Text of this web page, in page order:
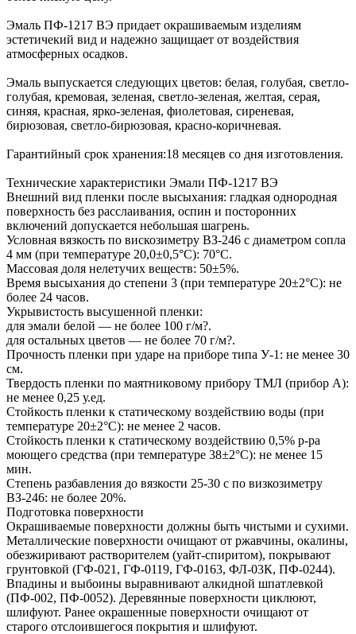
Эмаль ПФ-1217 ВЭ придает окрашиваемым изделиям
эстетичекий вид и надежно защищает от воздействия
атмосферных осадков.
Эмаль выпускается следующих цветов: белая, голубая, светло-
голубая, кремовая, зеленая, светло-зеленая, желтая, серая,
синяя, красная, ярко-зеленая, фиолетовая, сиреневая,
бирюзовая, светло-бирюзовая, красно-коричневая.
Гарантийный срок хранения:18 месяцев со дня изготовления.
Технические характеристики Эмали ПФ-1217 ВЭ
Внешний вид пленки после высыхания: гладкая однородная
поверхность без расслаивания, оспин и посторонних
включений допускается небольшая шагрень.
Условная вязкость по вискозиметру ВЗ-246 с диаметром сопла
4 мм (при температуре 20,0±0,5°С): 70°C.
Массовая доля нелетучих веществ: 50±5%.
Время высыхания до степени 3 (при температуре 20±2°С): не
более 24 часов.
Укрывистость высушенной пленки:
для эмали белой — не более 100 г/м?.
для остальных цветов — не более 70 г/м?.
Прочность пленки при ударе на приборе типа У-1: не менее 30
см.
Твердость пленки по маятниковому прибору ТМЛ (прибор А):
не менее 0,25 у.ед.
Стойкость пленки к статическому воздействию воды (при
температуре 20±2°С): не менее 2 часов.
Стойкость пленки к статическому воздействию 0,5% р-ра
моющего средства (при температуре 38±2°С): не менее 15
мин.
Степень разбавления до вязкости 25-30 с по визкозиметру
ВЗ-246: не более 20%.
Подготовка поверхности
Окрашиваемые поверхности должны быть чистыми и сухими.
Металлические поверхности очищают от ржавчины, окалины,
обезжиривают растворителем (уайт-спиритом), покрывают
грунтовкой (ГФ-021, ГФ-0119, ГФ-0163, ФЛ-03К, ПФ-0244).
Впадины и выбоины выравнивают алкидной шпатлевкой
(ПФ-002, ПФ-0052). Деревянные поверхности циклюют,
шлифуют. Ранее окрашенные поверхности очищают от
старого отслоившегося покрытия и шлифуют.